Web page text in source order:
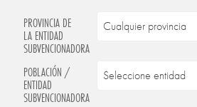
PROVINCIA DE
LA ENTIDAD
SUBVENCIONADORA
POBLACIÓN /
ENTIDAD
SUBVENCIONADORA